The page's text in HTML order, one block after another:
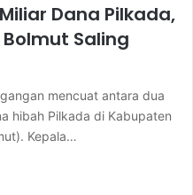
Dana Pilkada,
Saling
mencuat antara dua
hibah Pilkada di Kabupaten
Kepala…